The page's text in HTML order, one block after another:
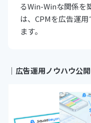
るWin-Winな関係を
は、CPMを広告運
ます。
｜ 広告運用ノウハウ公開